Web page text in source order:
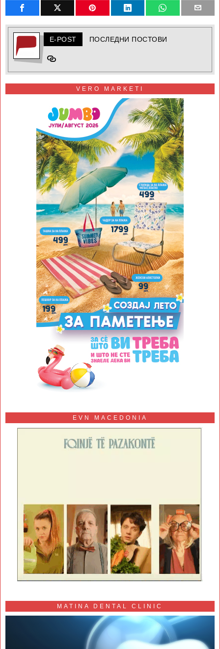
E-POST ПОСЛЕДНИ ПОСТОВИ
VERO MARKETI
EVN MACEDONIA
MATINA DENTAL CLINIC